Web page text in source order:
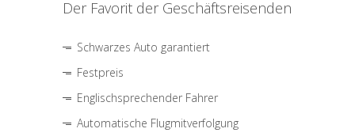
Der Favorit der Geschäftsreisenden
Schwarzes Auto garantiert
Festpreis
Englischsprechender Fahrer
Automatische Flugmitverfolgung